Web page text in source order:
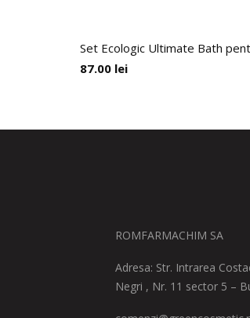
Set Ecologic Ultimate Bath
87.00 lei
ROMFARMACHIM SA
Adresa: Str. Intrarea
Negri , Nr. 11 sector 5 –